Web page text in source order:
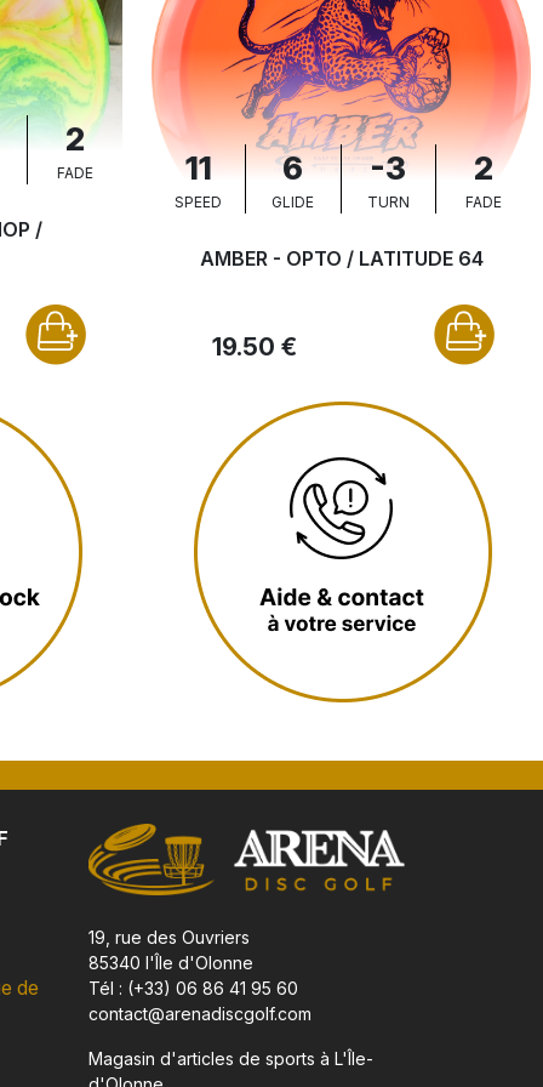
2
FADE
/
11
SPEED
6
GLIDE
-3
TURN
2
FADE
AMBER - OPTO / LATITUDE 64
19.50 €
de
19, rue des Ouvriers
85340 l'Île d'Olonne
Tél : (+33) 06 86 41 95 60
contact@arenadiscgolf.com
Magasin d'articles de sports à L'Île-